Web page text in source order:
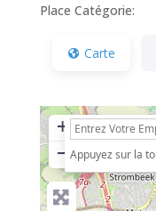
Place Catégorie:
Carte
+
− Appuyez sur la